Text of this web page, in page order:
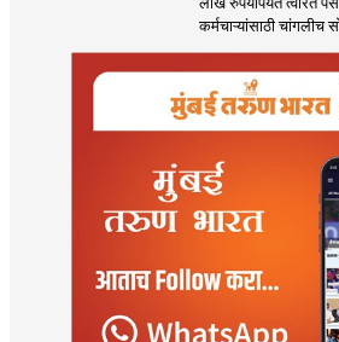
कर्मचाऱ्यांसाठी चांगलीच